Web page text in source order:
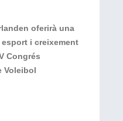
oferirà una
i creixement
Congrés
Voleibol